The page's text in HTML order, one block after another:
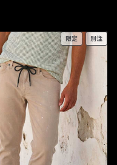
限定 別注